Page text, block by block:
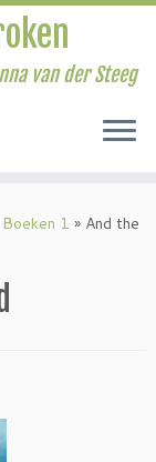
van der Steeg
1 » And the